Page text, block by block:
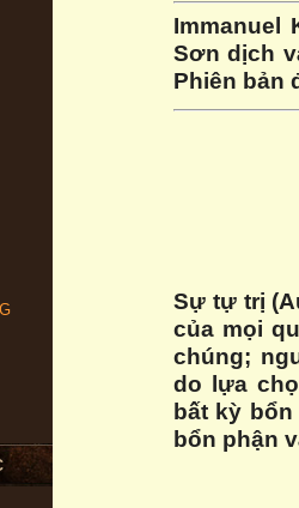
Immanuel
Sơn dịch
Phiên bản
Sự tự trị
của mọi
chúng;
do lựa
bất kỳ
bổn phận